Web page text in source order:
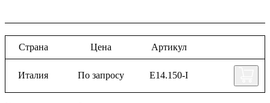
Страна Цена Артикул
Италия По запросу Е14.150-I